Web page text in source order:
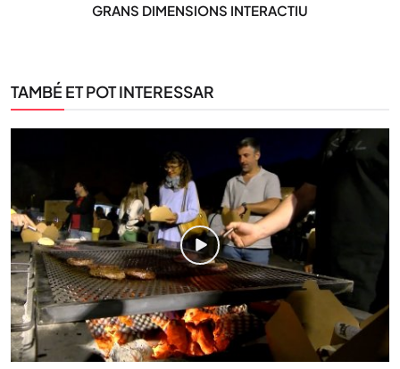
GRANS DIMENSIONS INTERACTIU
TAMBÉ ET POT INTERESSAR